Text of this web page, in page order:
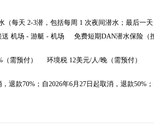
（每天 2-3潜，包括每周 1 次夜间潜水；最后一天
送 机场 - 游艇 - 机场
免费短期DAN潜水保险（
需预付） 环境税 12美元/人/晚（需预付）
退款70%；自2026年6月27日起取消，退款50%